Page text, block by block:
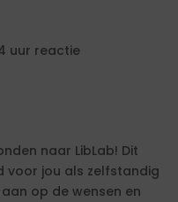
uur reactie
naar LibLab! Dit
voor jou als zelfstandig
op de wensen en